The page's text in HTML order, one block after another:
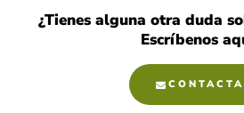
¿Tienes alguna otra duda
Escríbenos
CONTACTA